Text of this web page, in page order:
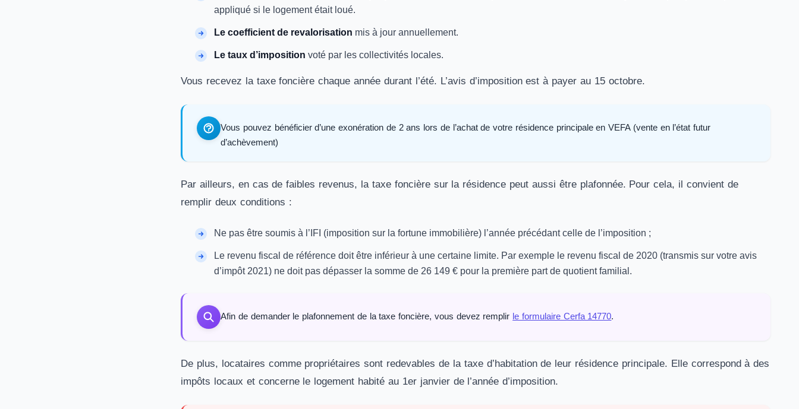
appliqué si le logement était loué.
Le coefficient de revalorisation mis à jour annuellement.
Le taux d’imposition voté par les collectivités locales.
Vous recevez la taxe foncière chaque année durant l’été. L’avis d’imposition est à payer au 15 octobre.
Vous pouvez bénéficier d’une exonération de 2 ans lors de l’achat de votre résidence principale en VEFA (vente en l’état futur
d’achèvement)
Par ailleurs, en cas de faibles revenus, la taxe foncière sur la résidence peut aussi être plafonnée. Pour cela, il convient de
remplir deux conditions :
Ne pas être soumis à l’IFI (imposition sur la fortune immobilière) l’année précédant celle de l’imposition ;
Le revenu fiscal de référence doit être inférieur à une certaine limite. Par exemple le revenu fiscal de 2020 (transmis sur votre avis
d’impôt 2021) ne doit pas dépasser la somme de 26 149 € pour la première part de quotient familial.
Afin de demander le plafonnement de la taxe foncière, vous devez remplir le formulaire Cerfa 14770.
De plus, locataires comme propriétaires sont redevables de la taxe d’habitation de leur résidence principale. Elle correspond à des
impôts locaux et concerne le logement habité au 1er janvier de l’année d’imposition.